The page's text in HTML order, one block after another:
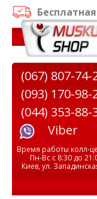
на тренажеры
(067) 807-74-
(093) 170-98-
(044) 353-88-
Viber
Время работы колл-
Пн-Вс с 8:30 до
Киев, ул.